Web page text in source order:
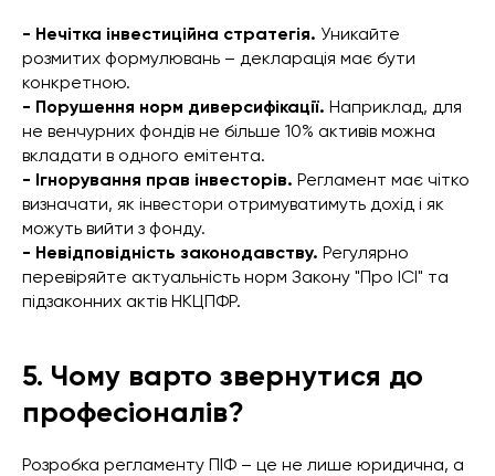
- Нечітка інвестиційна стратегія. Уникайте
розмитих формулювань – декларація має бути
конкретною.
- Порушення норм диверсифікації. Наприклад, для
не венчурних фондів не більше 10% активів можна
вкладати в одного емітента.
- Ігнорування прав інвесторів. Регламент має чітко
визначати, як інвестори отримуватимуть дохід і як
можуть вийти з фонду.
- Невідповідність законодавству. Регулярно
перевіряйте актуальність норм Закону "Про ІСІ" та
підзаконних актів НКЦПФР.
5. Чому варто звернутися до
професіоналів?
Розробка регламенту ПІФ – це не лише юридична, а